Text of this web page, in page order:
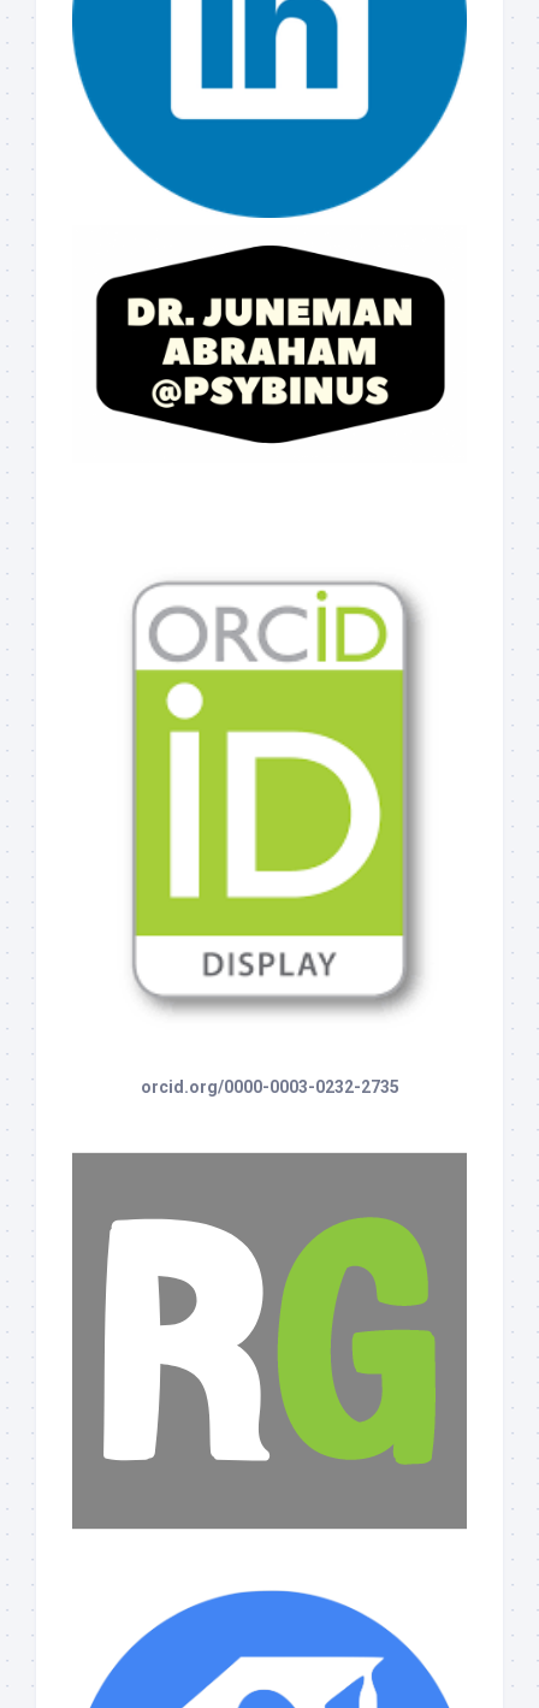
orcid.org/0000-0003-0232-2735